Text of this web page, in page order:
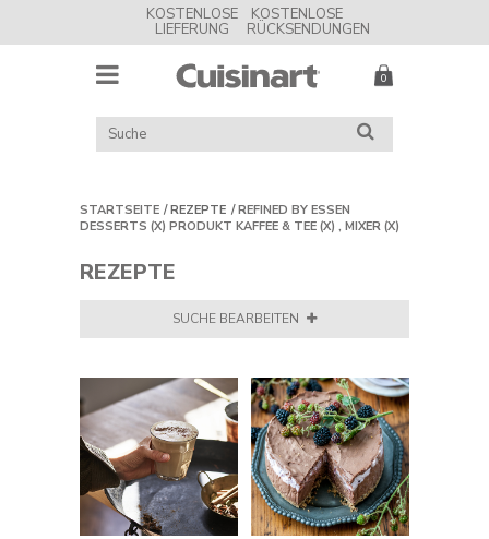
KOSTENLOSE
LIEFERUNG
KOSTENLOSE
RÜCKSENDUNGEN
MENU
UK
KATALOG
DURCHSUCHEN
SUCHE
STARTSEITE REZEPTE REFINED BY ESSEN
DESSERTS (X) PRODUKT KAFFEE & TEE (X) , MIXER (X)
REZEPTE
SUCHE BEARBEITEN
Essen
Alles
zurücksetzen
Desserts
Hauptgerichte